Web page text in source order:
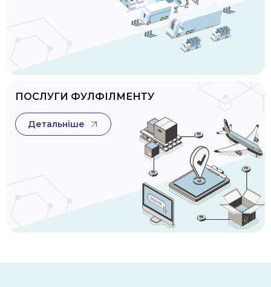
ПОСЛУГИ ФУЛФІЛМЕНТУ
Детальніше